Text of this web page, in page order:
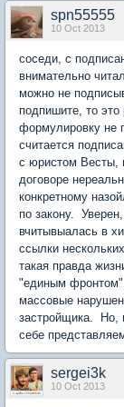
spn55555
10 Oct 2013
соседи, с
внимательно
можно не
подпишите, то
формулировку не
считается
с юристом Весты,
договоре
конкретному
по закону.
вчитывыалась в
ссылки
такая правда
"единым
массовые
застройщика. Но,
себе
sergei3k
10 Oct 2013